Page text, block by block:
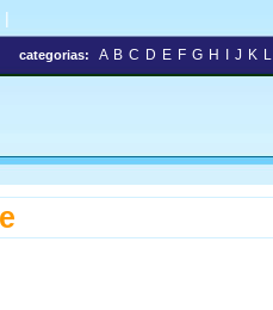
|
categorias: A B C D E F G H J K L